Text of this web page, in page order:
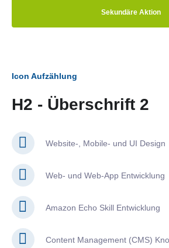
Sekundäre Aktion
Icon Aufzählung
H2 - Überschrift 2
Website-, Mobile- und UI Design
Web- und Web-App Entwicklung
Amazon Echo Skill Entwicklung
Content Management (CMS)